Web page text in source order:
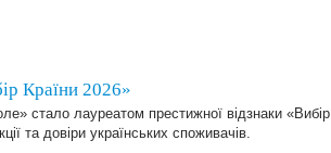
Країни 2026»
стало лауреатом престижної відзнаки «Вибір
та довіри українських споживачів.